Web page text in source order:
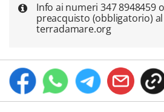
Info ai numeri 347 8948459
preacquisto (obbligatorio)
terradamare.org